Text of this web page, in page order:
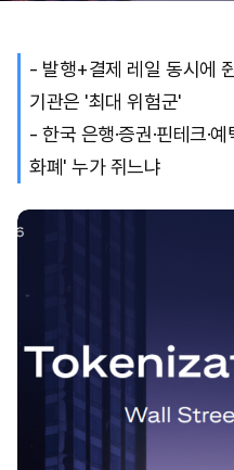
- 발행+결제 레일 동시에
기관은 '최대 위험군'
- 한국 은행·증권·핀테크·
화폐' 누가 쥐느냐